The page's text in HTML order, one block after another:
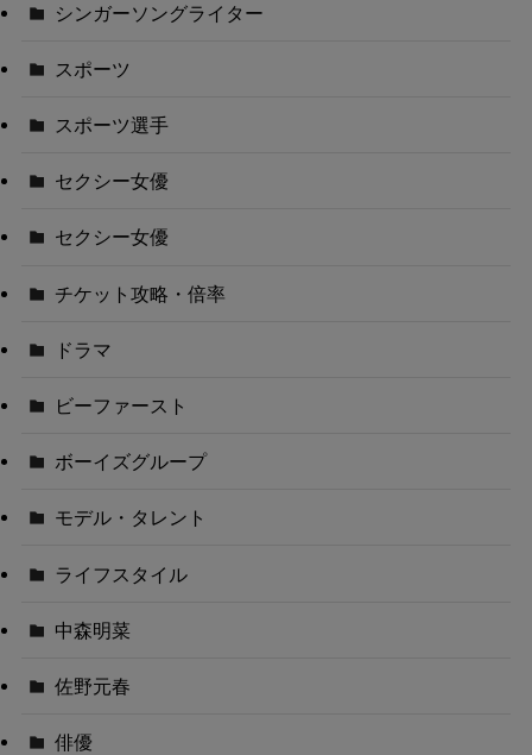
シンガーソングライター
スポーツ
スポーツ選手
セクシー女優
セクシー女優
チケット攻略・倍率
ドラマ
ビーファースト
ボーイズグループ
モデル・タレント
ライフスタイル
中森明菜
佐野元春
俳優